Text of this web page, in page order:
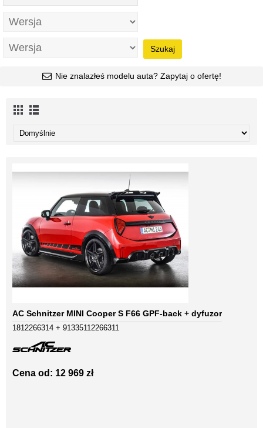
Szukaj
Nie znalazłeś modelu auta? Zapytaj o ofertę!
AC Schnitzer MINI Cooper S F66 GPF-back + dyfuzor
1812266314 + 91335112266311
Cena od: 12 969 zł